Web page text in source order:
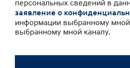
персональных сведений в
заявление о
информации выбранному
выбранному мной каналу.